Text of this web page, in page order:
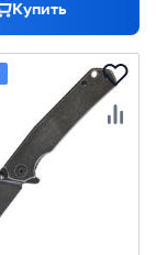
Купить